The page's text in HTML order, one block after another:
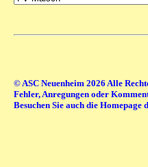
© ASC Neuenheim 2026 Alle
Fehler, Anregungen oder
Besuchen Sie auch die Homepage